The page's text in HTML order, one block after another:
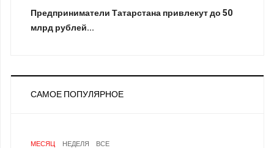
Предприниматели Татарстана привлекут до 50
млрд рублей...
САМОЕ ПОПУЛЯРНОЕ
МЕСЯЦ НЕДЕЛЯ ВСЕ